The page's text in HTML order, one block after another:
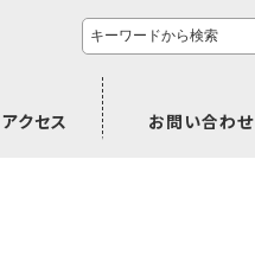
アクセス お問い合わせ